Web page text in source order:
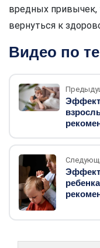
вредных привычек,
вернуться к
Видео по